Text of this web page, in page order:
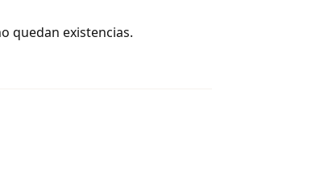
quedan existencias.